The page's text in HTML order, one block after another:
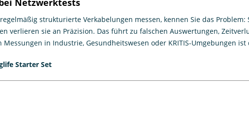
Netzwerktests
strukturierte Verkabelungen messen, kennen Sie das
verlieren sie an Präzision. Das führt zu falschen Auswertungen,
in Industrie, Gesundheitswesen oder KRITIS-Umgebungen ist
Starter Set